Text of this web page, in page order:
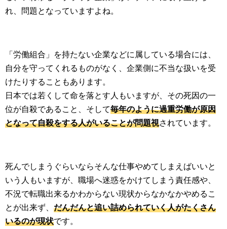
れ、問題となっていますよね。
「労働組合」を持たない企業などに属している場合には、
自分を守ってくれるものがなく、企業側に不当な扱いを受
けたりすることもあります。
日本では若くして命を落とす人もいますが、その死因の一
位が自殺であること、そして毎年のように過重労働が原因
となって自殺をする人がいることが問題視されています。
死んでしまうぐらいならそんな仕事やめてしまえばいいと
いう人もいますが、職場へ迷惑をかけてしまう責任感や、
不況で転職出来るかわからない現状からなかなかやめるこ
とが出来ず、 だんだんと追い詰められていく人がたくさん
いるのが現状です。